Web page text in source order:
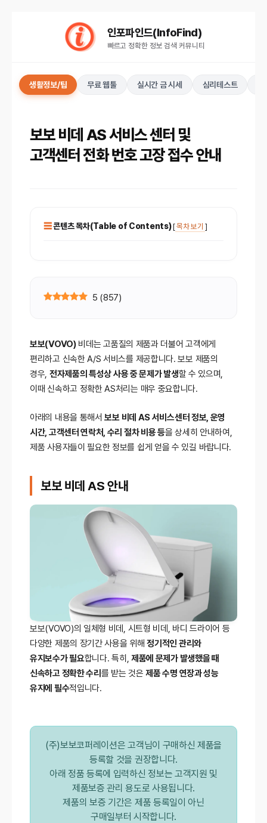
인포파인드(InfoFind)​​​​
빠르고 정확한 정보 검색 커뮤니티
생활정보/팁 무료 웹툴 실시간 금 시세 심리테스트
보보 비데 AS 서비스 센터 및
고객센터 전화 번호 고장 접수 안내
콘텐츠 목차(Table of Contents)[목차 보기 ]
5 (857)
보보(VOVO)비데는 고품질의 제품과 더불어 고객에게
편리하고 신속한 A/S 서비스를 제공합니다. 보보 제품의
경우, 전자제품의 특성상 사용 중 문제가 발생할 수 있으며,
이때 신속하고 정확한 AS처리는 매우 중요합니다.
아래의 내용을 통해서보보 비데 AS 서비스센터 정보, 운영
시간, 고객센터 연락처, 수리 절차 비용 등을 상세히 안내하여,
제품 사용자들이 필요한 정보를 쉽게 얻을 수 있길 바랍니다.
보보 비데 AS 안내
보보(VOVO)의 일체형 비데, 시트형 비데, 바디 드라이어 등
다양한 제품의 장기간 사용을 위해정기적인 관리와
유지보수가 필요합니다. 특히, 제품에 문제가 발생했을 때
신속하고 정확한 수리 를 받는 것은제품 수명 연장과 성능
유지에 필수적입니다.
(주)보보코퍼레이션은 고객님이 구매하신 제품을
등록할 것을 권장합니다.
아래 정품 등록에 입력하신 정보는 고객지원 및
제품보증 관리 용도로 사용됩니다.
제품의 보증 기간은 제품 등록일이 아닌
구매일부터 시작합니다.